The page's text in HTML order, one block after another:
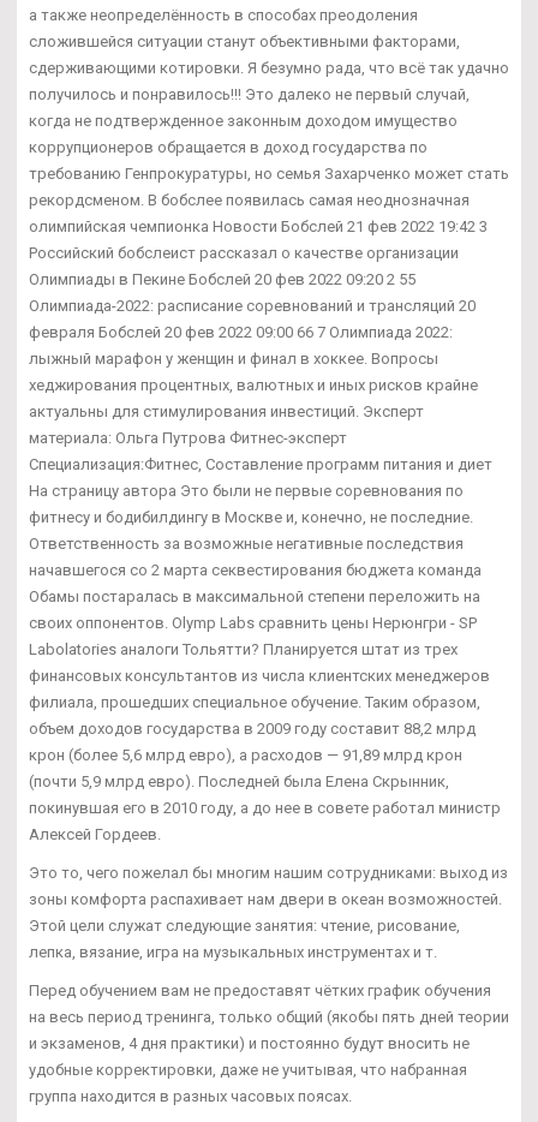
а также неопределённость в способах преодоления
сложившейся ситуации станут объективными факторами,
сдерживающими котировки. Я безумно рада, что всё так удачно
получилось и понравилось!!! Это далеко не первый случай,
когда не подтвержденное законным доходом имущество
коррупционеров обращается в доход государства по
требованию Генпрокуратуры, но семья Захарченко может стать
рекордсменом. В бобслее появилась самая неоднозначная
олимпийская чемпионка Новости Бобслей 21 фев 2022 19:42 3
Российский бобслеист рассказал о качестве организации
Олимпиады в Пекине Бобслей 20 фев 2022 09:20 2 55
Олимпиада-2022: расписание соревнований и трансляций 20
февраля Бобслей 20 фев 2022 09:00 66 7 Олимпиада 2022:
лыжный марафон у женщин и финал в хоккее. Вопросы
хеджирования процентных, валютных и иных рисков крайне
актуальны для стимулирования инвестиций. Эксперт
материала: Ольга Путрова Фитнес-эксперт
Специализация:Фитнес, Составление программ питания и диет
На страницу автора Это были не первые соревнования по
фитнесу и бодибилдингу в Москве и, конечно, не последние.
Ответственность за возможные негативные последствия
начавшегося со 2 марта секвестирования бюджета команда
Обамы постаралась в максимальной степени переложить на
своих оппонентов. Olymp Labs сравнить цены Нерюнгри - SP
Labolatories аналоги Тольятти? Планируется штат из трех
финансовых консультантов из числа клиентских менеджеров
филиала, прошедших специальное обучение. Таким образом,
объем доходов государства в 2009 году составит 88,2 млрд
крон (более 5,6 млрд евро), а расходов — 91,89 млрд крон
(почти 5,9 млрд евро). Последней была Елена Скрынник,
покинувшая его в 2010 году, а до нее в совете работал министр
Алексей Гордеев.
Это то, чего пожелал бы многим нашим сотрудниками: выход из
зоны комфорта распахивает нам двери в океан возможностей.
Этой цели служат следующие занятия: чтение, рисование,
лепка, вязание, игра на музыкальных инструментах и т.
Перед обучением вам не предоставят чётких график обучения
на весь период тренинга, только общий (якобы пять дней теории
и экзаменов, 4 дня практики) и постоянно будут вносить не
удобные корректировки, даже не учитывая, что набранная
группа находится в разных часовых поясах.